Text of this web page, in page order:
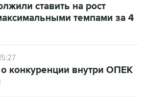
ставить на рост
темпами за 4
о конкуренции внутри ОПЕК